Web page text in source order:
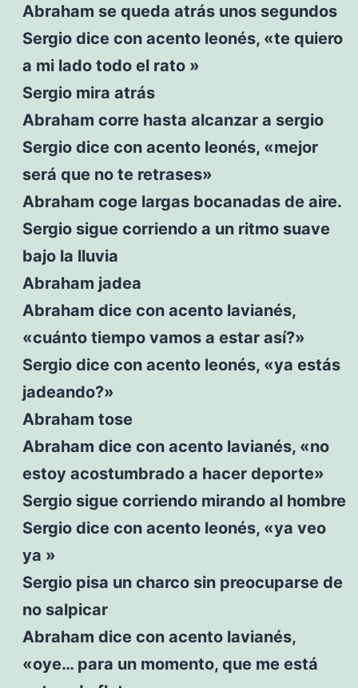
Abraham se queda atrás unos segundos
Sergio dice con acento leonés, «te quiero
a mi lado todo el rato »
Sergio mira atrás
Abraham corre hasta alcanzar a sergio
Sergio dice con acento leonés, «mejor
será que no te retrases»
Abraham coge largas bocanadas de aire.
Sergio sigue corriendo a un ritmo suave
bajo la lluvia
Abraham jadea
Abraham dice con acento lavianés,
«cuánto tiempo vamos a estar así?»
Sergio dice con acento leonés, «ya estás
jadeando?»
Abraham tose
Abraham dice con acento lavianés, «no
estoy acostumbrado a hacer deporte»
Sergio sigue corriendo mirando al hombre
Sergio dice con acento leonés, «ya veo
ya »
Sergio pisa un charco sin preocuparse de
no salpicar
Abraham dice con acento lavianés,
«oye… para un momento, que me está